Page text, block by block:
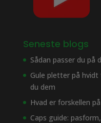
Seneste blogs
Sådan passer du på
Gule pletter på
du dem
Hvad er forskellen
Caps guide: